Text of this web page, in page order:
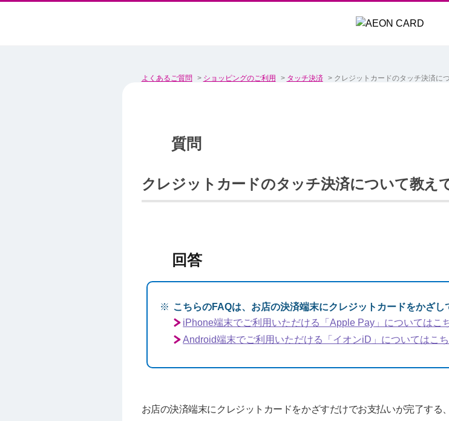
よくあるご質問 > ショッピングのご利用 > タッチ決済 > クレジットカードのタッチ決済に
クレジットカードのタッチ決済について教え
こちらのFAQは、お店の決済端末にクレジットカードをかざし
iPhone端末でご利用いただける「Apple Pay」についてはこ
Android端末でご利用いただける「イオンiD」についてはこ
お店の決済端末にクレジットカードをかざすだけでお支払いが完了する